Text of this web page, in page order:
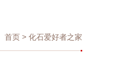
首页 > 化石爱好者之家